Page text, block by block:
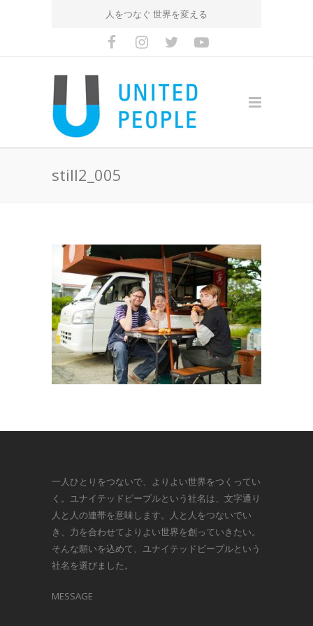
人をつなぐ 世界を変える
still2_005
一人ひとりをつないで、よりよい世界をつくってい
く。ユナイテッドピープルという社名は、文字通り
人と人の連帯を意味します。人と人をつないでい
き、力を合わせてよりよい世界を創っていきたい。
そんな願いを込めて、ユナイテッドピープルという
社名を選びました。
MESSAGE